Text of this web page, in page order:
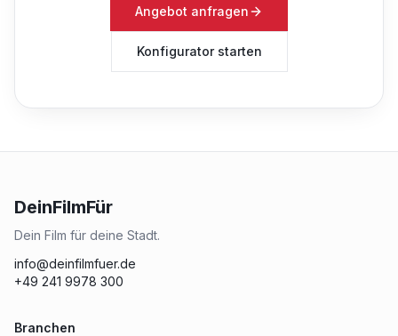
Angebot anfragen
Konfigurator starten
DeinFilmFür
Dein Film für deine Stadt.
info@deinfilmfuer.de
+49 241 9978 300
Branchen